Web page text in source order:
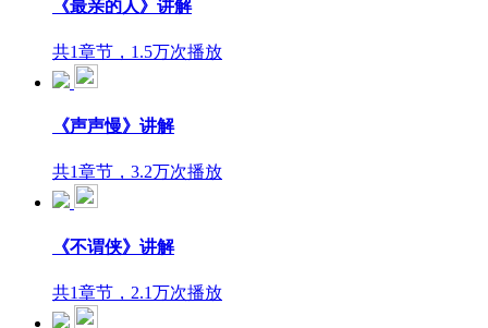
《最亲的人》讲解
共1章节，1.5万次播放
《声声慢》讲解
共1章节，3.2万次播放
《不谓侠》讲解
共1章节，2.1万次播放